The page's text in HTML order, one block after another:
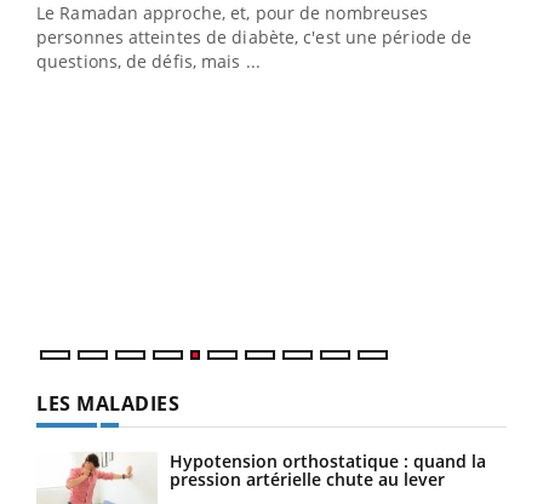
Le Ramadan approche, et, pour de nombreuses
personnes atteintes de diabète, c'est une période de
questions, de défis, mais ...
LES MALADIES
Hypotension orthostatique : quand la
pression artérielle chute au lever